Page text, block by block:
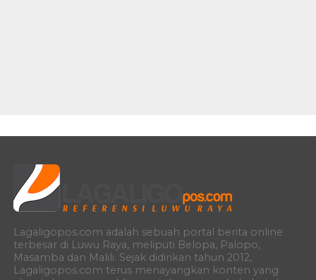
Lagaligopos.com adalah sebuah portal berita online
terbesar di Luwu Raya, meliputi Belopa, Palopo,
Masamba dan Malili. Sejak didirikan tahun 2012,
Lagaligopos.com terus menayangkan konten yang